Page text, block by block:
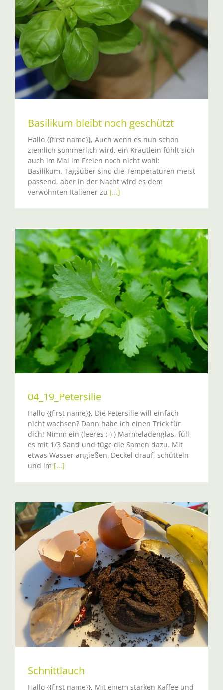
Basilikum bleibt noch geschützt
Hallo {{first name}}, Auch wenn es nun schon
ziemlich sommerlich wird, ein Kräutlein fühlt sich
auch im Mai im Freien noch nicht wohl:
Basilikum. Tagsüber sind die Temperaturen meist
passend, aber in der Nacht wird es dem
verwöhnten Italiener zu [...]
04_19_Petersilie
Hallo {{first name}}, Die Petersilie will einfach
nicht wachsen? Dann habe ich einen Trick für
dich! Nimm ein (leeres ;-) ) Marmeladenglas, füll
es mit 1/3 Sand und füge die Samen dazu. Mit
etwas Wasser angießen, Deckel drauf, schütteln
und im [...]
Schnittlauch
Hallo {{first name}}, Mit einem starken Kaffee und